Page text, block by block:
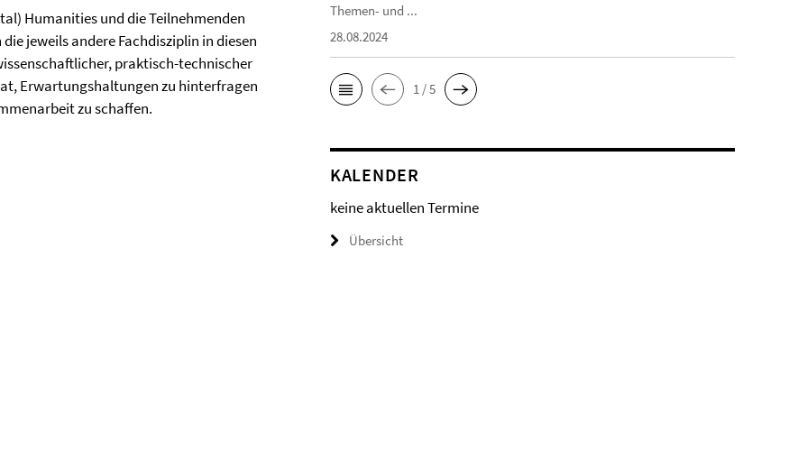
Humanities und die Teilnehmenden
jeweils andere Fachdisziplin in diesen
praktisch-technischer
Erwartungshaltungen zu hinterfragen
zu schaffen.
Themen- und ...
28.08.2024
1 / 5
KALENDER
keine aktuellen Termine
Übersicht